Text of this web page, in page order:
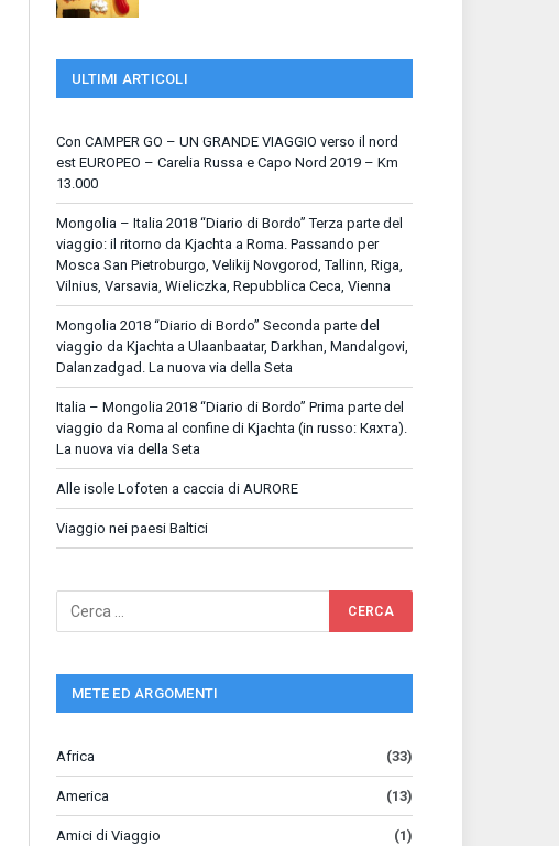
ULTIMI ARTICOLI
Con CAMPER GO – UN GRANDE VIAGGIO verso il nord
est EUROPEO – Carelia Russa e Capo Nord 2019 – Km
13.000
Mongolia – Italia 2018 “Diario di Bordo” Terza parte del
viaggio: il ritorno da Kjachta a Roma. Passando per
Mosca San Pietroburgo, Velikij Novgorod, Tallinn, Riga,
Vilnius, Varsavia, Wieliczka, Repubblica Ceca, Vienna
Mongolia 2018 “Diario di Bordo” Seconda parte del
viaggio da Kjachta a Ulaanbaatar, Darkhan, Mandalgovi,
Dalanzadgad. La nuova via della Seta
Italia – Mongolia 2018 “Diario di Bordo” Prima parte del
viaggio da Roma al confine di Kjachta (in russo: Кяхта).
La nuova via della Seta
Alle isole Lofoten a caccia di AURORE
Viaggio nei paesi Baltici
METE ED ARGOMENTI
Africa (33)
America (13)
Amici di Viaggio (1)